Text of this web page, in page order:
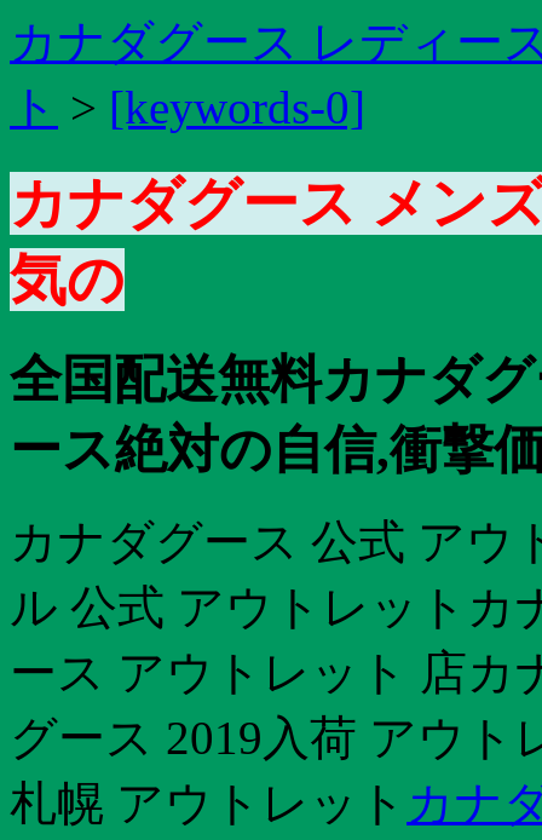
カナダグース レディー
ト > [keywords-0]
カナダグース メン
気の
全国配送無料カナダ
ース絶対の自信,衝撃
カナダグース 公式 アウ
ル 公式 アウトレットカ
ース アウトレット 店カ
グース 2019入荷 アウ
札幌 アウトレット カナ